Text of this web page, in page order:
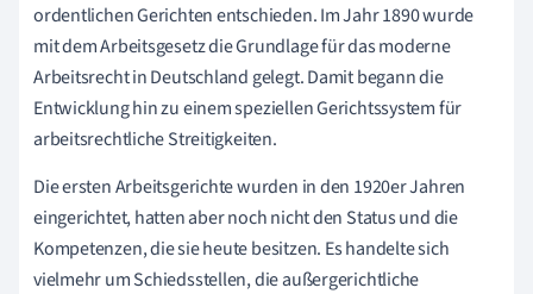
ordentlichen Gerichten entschieden. Im Jahr 1890 wurde
mit dem Arbeitsgesetz die Grundlage für das moderne
Arbeitsrecht in Deutschland gelegt. Damit begann die
Entwicklung hin zu einem speziellen Gerichtssystem für
arbeitsrechtliche Streitigkeiten.
Die ersten Arbeitsgerichte wurden in den 1920er Jahren
eingerichtet, hatten aber noch nicht den Status und die
Kompetenzen, die sie heute besitzen. Es handelte sich
vielmehr um Schiedsstellen, die außergerichtliche